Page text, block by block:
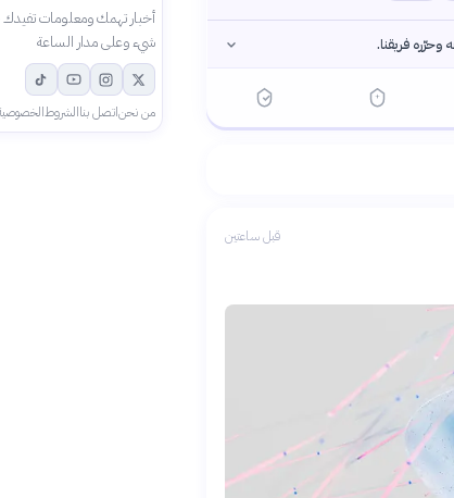
فريقنا.
قبل ساعتين
أخبار تهمك ومعلومات
شيء وعلى مدار الساعة
من نحناتصل بناالشروط